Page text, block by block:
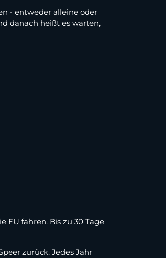
- entweder alleine oder
danach heißt es warten,
EU fahren. Bis zu 30 Tage
zurück. Jedes Jahr